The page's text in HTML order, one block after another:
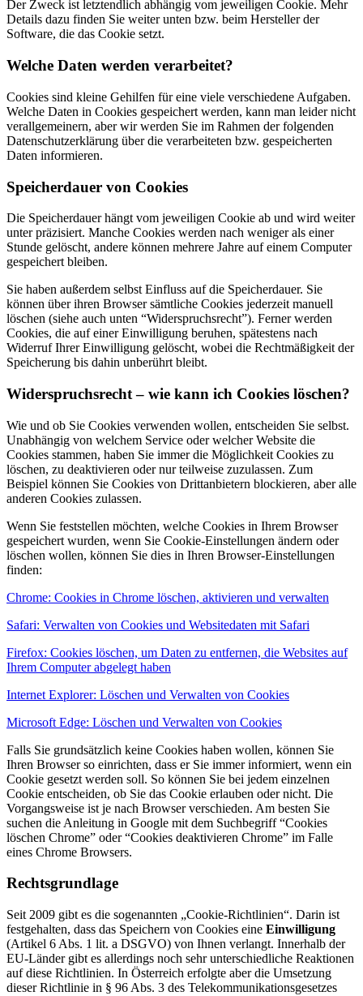
Der Zweck ist letztendlich abhängig vom jeweiligen Cookie. Mehr
Details dazu finden Sie weiter unten bzw. beim Hersteller der
Software, die das Cookie setzt.
Welche Daten werden verarbeitet?
Cookies sind kleine Gehilfen für eine viele verschiedene Aufgaben.
Welche Daten in Cookies gespeichert werden, kann man leider nicht
verallgemeinern, aber wir werden Sie im Rahmen der folgenden
Datenschutzerklärung über die verarbeiteten bzw. gespeicherten
Daten informieren.
Speicherdauer von Cookies
Die Speicherdauer hängt vom jeweiligen Cookie ab und wird weiter
unter präzisiert. Manche Cookies werden nach weniger als einer
Stunde gelöscht, andere können mehrere Jahre auf einem Computer
gespeichert bleiben.
Sie haben außerdem selbst Einfluss auf die Speicherdauer. Sie
können über ihren Browser sämtliche Cookies jederzeit manuell
löschen (siehe auch unten “Widerspruchsrecht”). Ferner werden
Cookies, die auf einer Einwilligung beruhen, spätestens nach
Widerruf Ihrer Einwilligung gelöscht, wobei die Rechtmäßigkeit der
Speicherung bis dahin unberührt bleibt.
Widerspruchsrecht – wie kann ich Cookies löschen?
Wie und ob Sie Cookies verwenden wollen, entscheiden Sie selbst.
Unabhängig von welchem Service oder welcher Website die
Cookies stammen, haben Sie immer die Möglichkeit Cookies zu
löschen, zu deaktivieren oder nur teilweise zuzulassen. Zum
Beispiel können Sie Cookies von Drittanbietern blockieren, aber alle
anderen Cookies zulassen.
Wenn Sie feststellen möchten, welche Cookies in Ihrem Browser
gespeichert wurden, wenn Sie Cookie-Einstellungen ändern oder
löschen wollen, können Sie dies in Ihren Browser-Einstellungen
finden:
Chrome: Cookies in Chrome löschen, aktivieren und verwalten
Safari: Verwalten von Cookies und Websitedaten mit Safari
Firefox: Cookies löschen, um Daten zu entfernen, die Websites auf
Ihrem Computer abgelegt haben
Internet Explorer: Löschen und Verwalten von Cookies
Microsoft Edge: Löschen und Verwalten von Cookies
Falls Sie grundsätzlich keine Cookies haben wollen, können Sie
Ihren Browser so einrichten, dass er Sie immer informiert, wenn ein
Cookie gesetzt werden soll. So können Sie bei jedem einzelnen
Cookie entscheiden, ob Sie das Cookie erlauben oder nicht. Die
Vorgangsweise ist je nach Browser verschieden. Am besten Sie
suchen die Anleitung in Google mit dem Suchbegriff “Cookies
löschen Chrome” oder “Cookies deaktivieren Chrome” im Falle
eines Chrome Browsers.
Rechtsgrundlage
Seit 2009 gibt es die sogenannten „Cookie-Richtlinien“. Darin ist
festgehalten, dass das Speichern von Cookies eine Einwilligung
(Artikel 6 Abs. 1 lit. a DSGVO) von Ihnen verlangt. Innerhalb der
EU-Länder gibt es allerdings noch sehr unterschiedliche Reaktionen
auf diese Richtlinien. In Österreich erfolgte aber die Umsetzung
dieser Richtlinie in § 96 Abs. 3 des Telekommunikationsgesetzes